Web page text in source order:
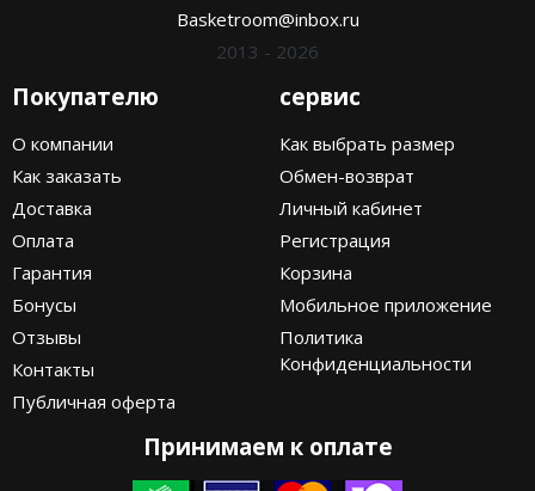
Basketroom@inbox.ru
2013 - 2026
Покупателю
О компании
Как заказать
Доставка
Оплата
Гарантия
Бонусы
Отзывы
Контакты
Публичная оферта
сервис
Как выбрать размер
Обмен-возврат
Личный кабинет
Регистрация
Корзина
Мобильное приложение
Политика
Конфиденциальности
Принимаем к оплате